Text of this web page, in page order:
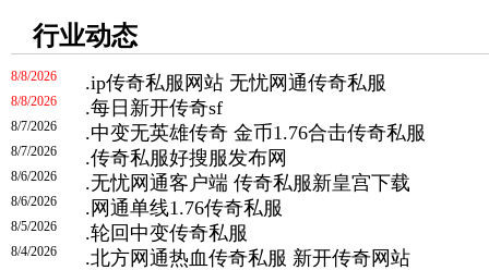
行业动态
.ip传奇私服网站 无忧网通传奇私服
8/8/2026
.每日新开传奇sf
8/8/2026
.中变无英雄传奇 金币1.76合击传奇私服
8/7/2026
.传奇私服好搜服发布网
8/7/2026
.无忧网通客户端 传奇私服新皇宫下载
8/6/2026
. 网通单线1.76传奇私服
8/6/2026
.轮回中变传奇私服
8/5/2026
.北方网通热血传奇私服 新开传奇网站
8/4/2026